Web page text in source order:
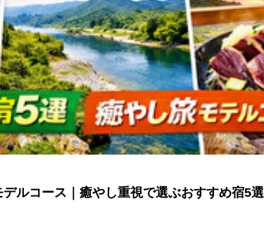
ルコース｜癒やし重視で選ぶおすすめ宿5選